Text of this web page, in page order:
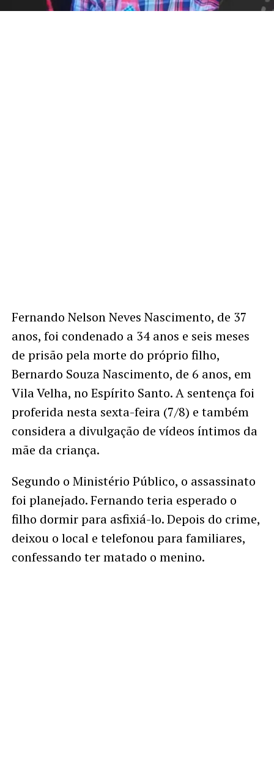
Fernando Nelson Neves Nascimento, de 37
anos, foi condenado a 34 anos e seis meses
de prisão pela morte do próprio filho,
Bernardo Souza Nascimento, de 6 anos, em
Vila Velha, no Espírito Santo. A sentença foi
proferida nesta sexta-feira (7/8) e também
considera a divulgação de vídeos íntimos da
mãe da criança.
Segundo o Ministério Público, o assassinato
foi planejado. Fernando teria esperado o
filho dormir para asfixiá-lo. Depois do crime,
deixou o local e telefonou para familiares,
confessando ter matado o menino.